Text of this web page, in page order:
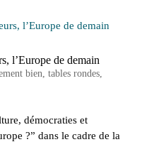
l’Europe de demain
bien, tables rondes,
démocraties et
?” dans le cadre de la